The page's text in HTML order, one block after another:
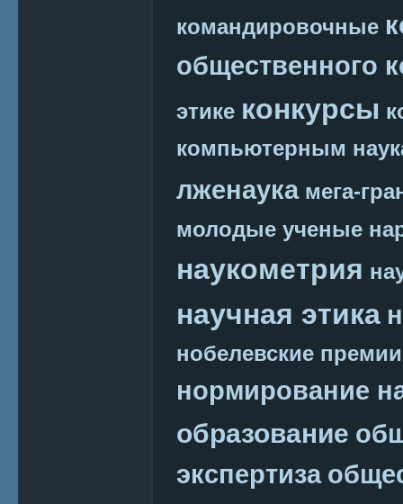
командировочные
общественного
этике конкурсы
компьютерным
лженаука мега-
молодые ученые
наукометрия
научная этика
нобелевские премии
нормирование
образование
экспертиза